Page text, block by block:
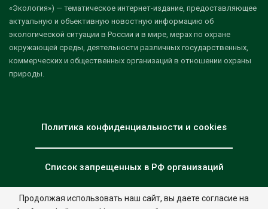
«Экология») — тематическое интернет-издание, предоставляющее
актуальную и объективную новостную информацию об
экологической ситуации в России и в мире, мерах по охране
окружающей среды, деятельности различных государственных,
коммерческих и общественных организаций в отношении охраны
природы.
Политика конфиденциальности и cookies
Список запрещенных в РФ организаций
Продолжая использовать наш сайт, вы даете согласие на